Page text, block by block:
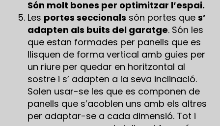
Són molt bones per optimitzar l’espai.
Les portes seccionals són portes que s’
adapten als buits del garatge. Són les
que estan formades per panells que es
llisquen de forma vertical amb guies per
un riure per quedar en horitzontal al
sostre i s’ adapten a la seva inclinació.
Solen usar-se les que es componen de
panells que s’acoblen uns amb els altres
per adaptar-se a cada dimensió. Tot i